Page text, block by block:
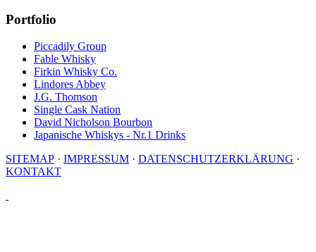
Portfolio
Piccadily Group
Fable Whisky
Firkin Whisky Co.
Lindores Abbey
J.G. Thomson
Single Cask Nation
David Nicholson Bourbon
Japanische Whiskys - Nr.1 Drinks
SITEMAP · IMPRESSUM · DATENSCHUTZERKLÄRUNG ·
KONTAKT